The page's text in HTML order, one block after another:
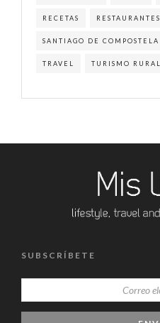
RECETAS RESTAURANTES
SANTIAGO DE COMPOSTELA
TRAVEL TURISMO RURAL
SUBSCRÍBETE